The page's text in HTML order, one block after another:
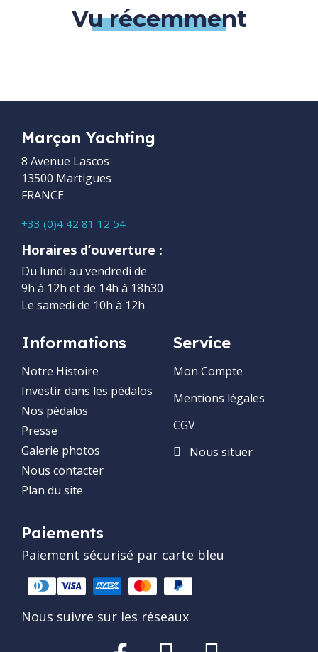
Vu récemment
Marçon Yachting
8 Avenue Lascos
13500 Martigues
FRANCE
+33 (0)4 42 81 12 54
Horaires d’ouverture :
Du lundi au vendredi de
9h à 12h et de 14h à 18h30
Le samedi de 10h à 12h
Informations
Notre Histoire
Investir dans les pédalos
Nos pédalos
Presse
Galerie photos
Nous contacter
Plan du site
Service
Mon Compte
Mentions légales
CGV
Nous situer
Paiements
Paiement sécurisé par carte bleu
Nous suivre sur les réseaux